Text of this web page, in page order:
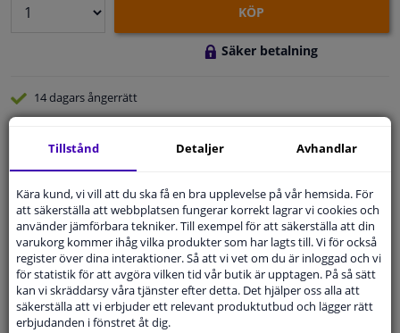
KÖP
Säker betalning
14 dagarsångerrätt
Leverans inom 3 dagar
Kundservice:Inte Tillgänglig Via Telefon
Ställ din fråga hos våra produktspecialister.
Frågor Och Svar
Tillstånd Detaljer Avhandlar
Kära kund, vi vill att du ska få en bra upplevelse på vår hemsida. För
att säkerställa att webbplatsen fungerar korrekt lagrar vi cookies och
använder jämförbara tekniker. Till exempel för att säkerställa att din
varukorg kommer ihåg vilka produkter som har lagts till. Vi för också
register över dina interaktioner. Så att vi vet om du är inloggad och vi
för statistik för att avgöra vilken tid vår butik är upptagen. På så sätt
kan vi skräddarsy våra tjänster efter detta. Det hjälper oss alla att
säkerställa att vi erbjuder ett relevant produktutbud och lägger rätt
erbjudanden i fönstret åt dig.